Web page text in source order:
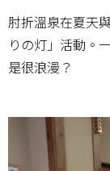
肘折溫泉在夏天
りの灯」活動。
是很浪漫？